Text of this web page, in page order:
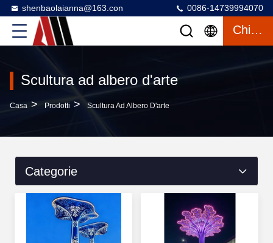
shenbaolaianna@163.con 0086-14739994070
Chiacchierata
Scultura ad albero d'arte
Casa > Prodotti > Scultura Ad Albero D'arte
Categorie